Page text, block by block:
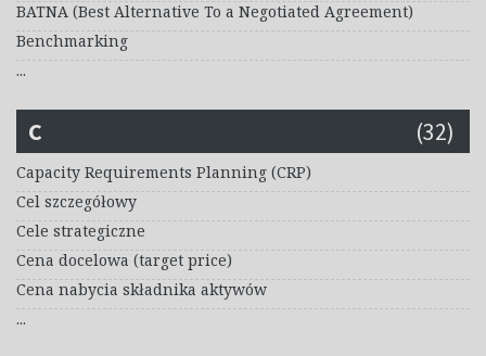
BATNA (Best Alternative To a Negotiated Agreement)
Benchmarking
...
C (32)
Capacity Requirements Planning (CRP)
Cel szczegółowy
Cele strategiczne
Cena docelowa (target price)
Cena nabycia składnika aktywów
...